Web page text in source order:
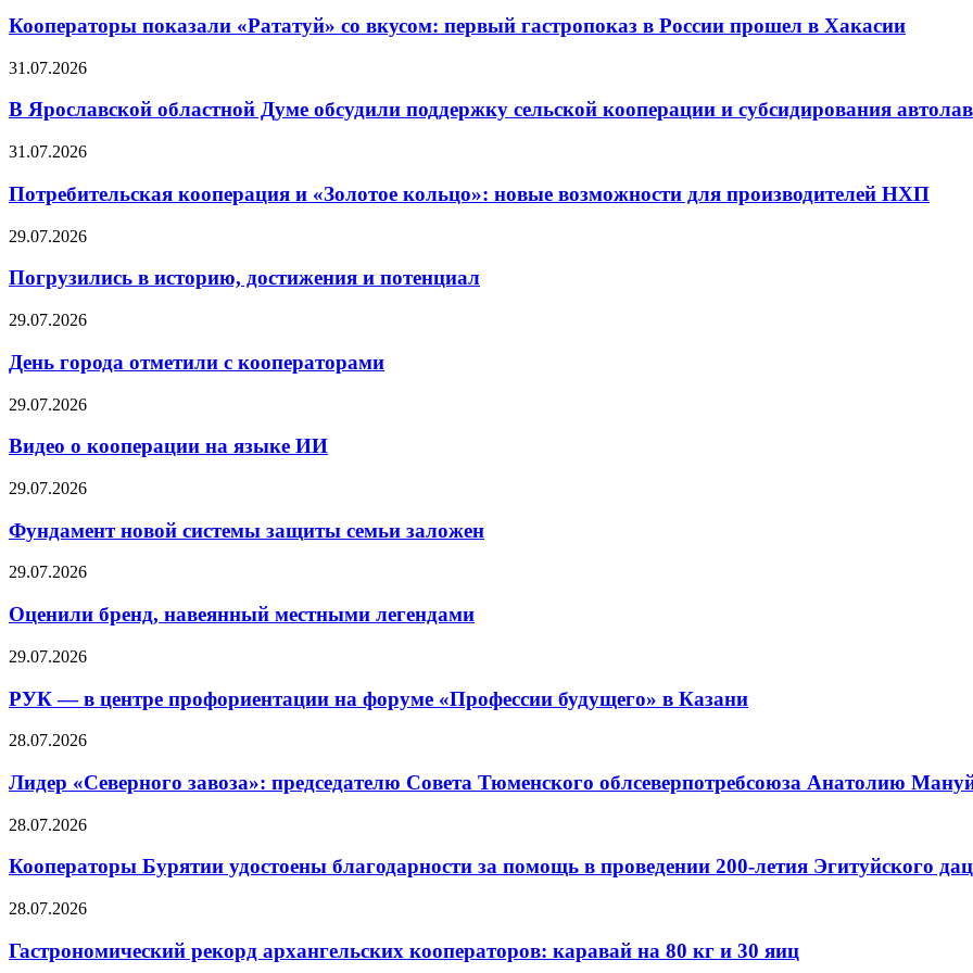
Кооператоры показали «Рататуй» со вкусом: первый гастропоказ в России прошел в Хакасии
31.07.2026
В Ярославской областной Думе обсудили поддержку сельской кооперации и субсидирования
31.07.2026
Потребительская кооперация и «Золотое кольцо»: новые возможности для производителей НХП
29.07.2026
Погрузились в историю, достижения и потенциал
29.07.2026
День города отметили с кооператорами
29.07.2026
Видео о кооперации на языке ИИ
29.07.2026
Фундамент новой системы защиты семьи заложен
29.07.2026
Оценили бренд, навеянный местными легендами
29.07.2026
РУК — в центре профориентации на форуме «Профессии будущего» в Казани
28.07.2026
Лидер «Северного завоза»: председателю Совета Тюменского облсеверпотребсоюза Анатолию
28.07.2026
Кооператоры Бурятии удостоены благодарности за помощь в проведении 200-летия Эгитуйского
28.07.2026
Гастрономический рекорд архангельских кооператоров: каравай на 80 кг и 30 яиц